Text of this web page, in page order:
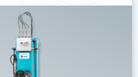
Parameter
werden.
des AquaScat ist die